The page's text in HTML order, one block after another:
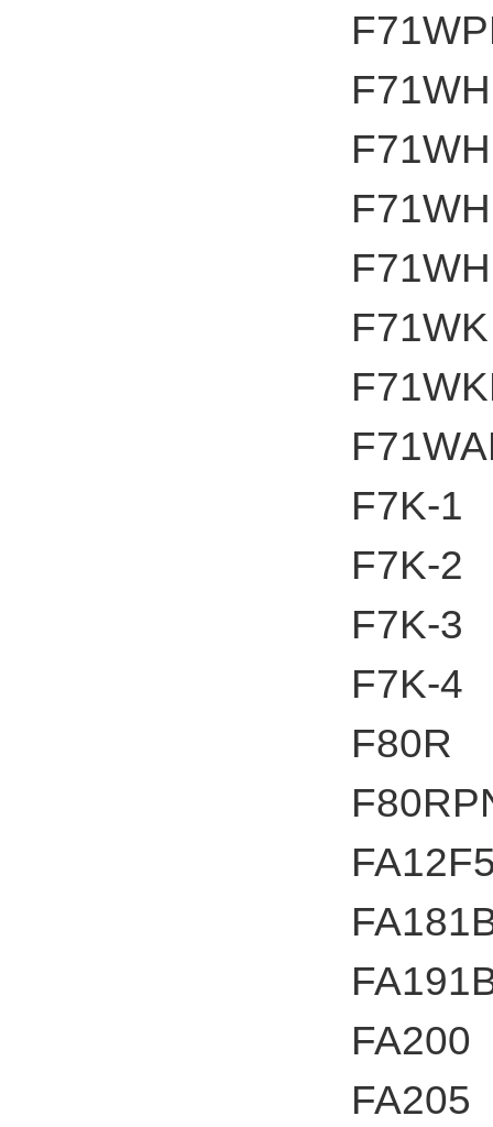
F71WH
F71WK
F7K-1
F7K-2
F7K-3
F7K-4
F80R
FA200
FA205